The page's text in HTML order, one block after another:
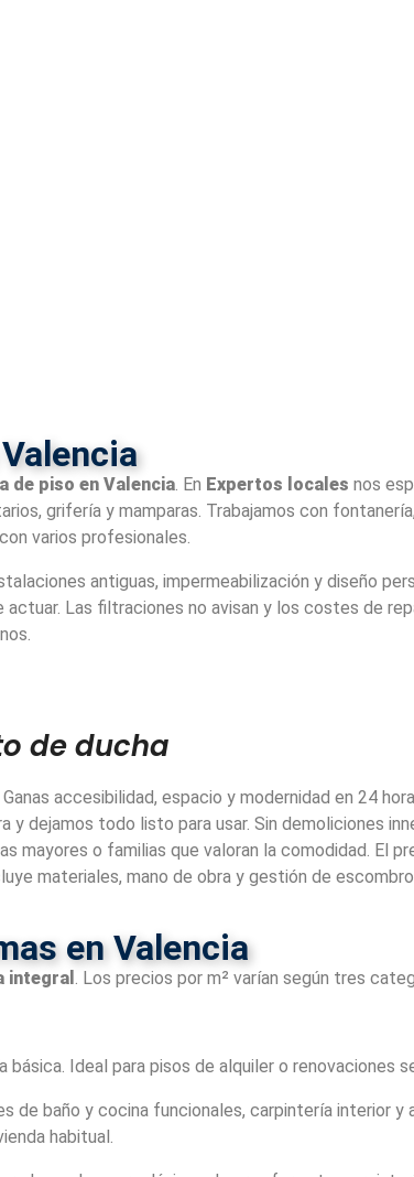
de piso en Valencia. En Expertos locales nos
grifería y mamparas. Trabajamos con
varios profesionales.
antiguas, impermeabilización y diseño
Las filtraciones no avisan y los costes de
de ducha
accesibilidad, espacio y modernidad en 24
dejamos todo listo para usar. Sin demoliciones
mayores o familias que valoran la comodidad. El
materiales, mano de obra y gestión de
en Valencia
integral . Los precios por m² varían según tres
Ideal para pisos de alquiler o renovaciones
de baño y cocina funcionales, carpintería interior y
habitual.